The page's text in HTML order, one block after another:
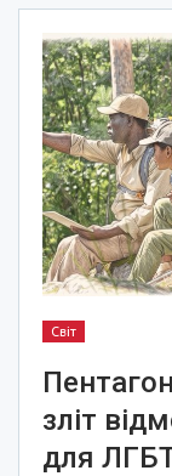
Світ
зліт
для